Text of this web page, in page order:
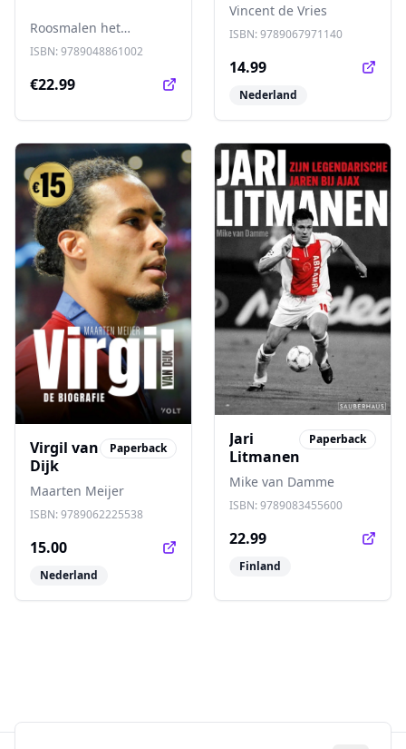
Roosmalen het
fenomeen Theo Janssen
enthousiasme maar net
en schreef minutieus
hoorde en meemaakte
ISBN:9789048861002
€22.99
Vincent de Vries
ISBN:9789067971140
14.99
Nederland
Virgil van
Dijk
Paperback
Maarten Meijer
ISBN:9789062225538
15.00
Nederland
Jari
Litmanen
Paperback
Mike van Damme
ISBN:9789083455600
22.99
Finland